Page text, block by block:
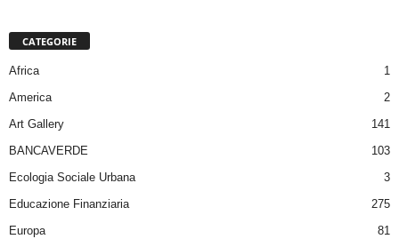
CATEGORIE
Africa
1
America
2
Art Gallery
141
BANCAVERDE
103
Ecologia Sociale Urbana
3
Educazione Finanziaria
275
Europa
81